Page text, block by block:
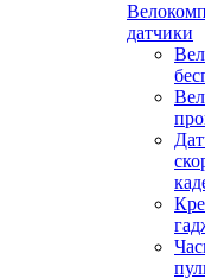
датчики